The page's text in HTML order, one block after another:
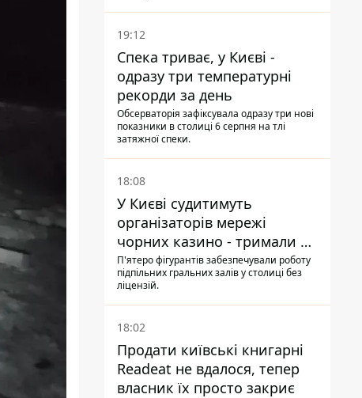
19:12
Спека триває, у Києві -
одразу три температурні
рекорди за день
Обсерваторія зафіксувала одразу три нові
показники в столиці 6 серпня на тлі
затяжної спеки.
18:08
У Києві судитимуть
організаторів мережі
чорних казино - тримали 39
закладів
П'ятеро фігурантів забезпечували роботу
підпільних гральних залів у столиці без
ліцензій.
18:02
Продати київські книгарні
Readeat не вдалося, тепер
власник їх просто закриє